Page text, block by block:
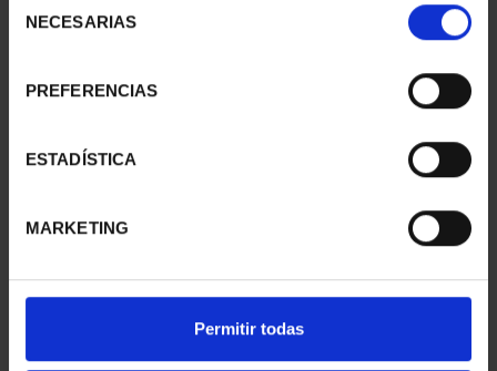
NECESARIAS
PREFERENCIAS
ESTADÍSTICA
MARKETING
Permitir todas
Sólo para usuarios
registrados
Sólo para usuarios
registrados
PROVINCIA 3
PROVINCIA 4